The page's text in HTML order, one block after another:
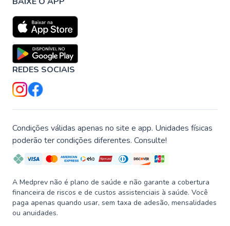
REDES SOCIAIS
Condições válidas apenas no site e app. Unidades físicas
poderão ter condições diferentes. Consulte!
A Medprev não é plano de saúde e não garante a cobertura
financeira de riscos e de custos assistenciais à saúde. Você
paga apenas quando usar, sem taxa de adesão, mensalidades
ou anuidades.